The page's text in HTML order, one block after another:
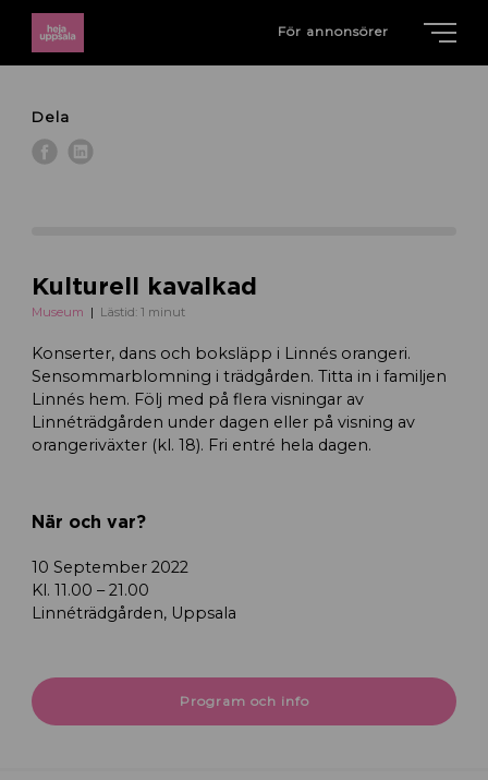
För annonsörer
Dela
Kulturell kavalkad
Museum Lästid: 1 minut
Konserter, dans och boksläpp i Linnés orangeri.
Sensommarblomning i trädgården. Titta in i familjen
Linnés hem. Följ med på flera visningar av
Linnéträdgården under dagen eller på visning av
orangeriväxter (kl. 18). Fri entré hela dagen.
När och var?
10 September 2022
Kl. 11.00 – 21.00
Linnéträdgården, Uppsala
Program och info